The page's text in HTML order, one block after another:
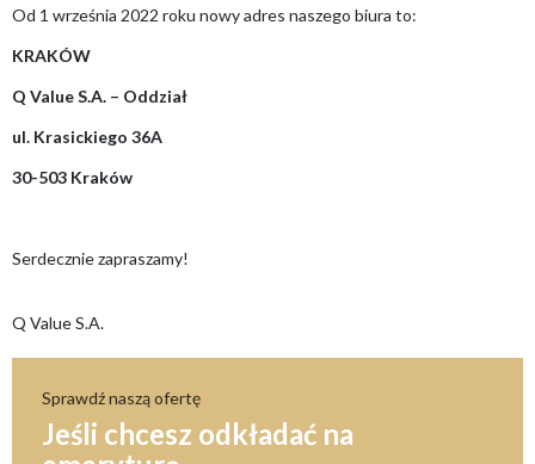
Od 1 września 2022 roku nowy adres naszego biura to:
KRAKÓW
Q Value S.A. – Oddział
ul. Krasickiego 36A
30-503 Kraków
Serdecznie zapraszamy!
Q Value S.A.
Sprawdź naszą ofertę
Jeśli chcesz odkładać na